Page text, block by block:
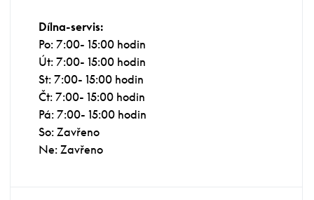
Dílna-servis:
Po: 7:00- 15:00 hodin
Út: 7:00- 15:00 hodin
St: 7:00- 15:00 hodin
Čt: 7:00- 15:00 hodin
Pá: 7:00- 15:00 hodin
So: Zavřeno
Ne: Zavřeno